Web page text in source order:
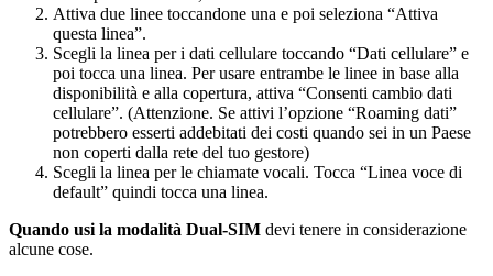
Attiva due linee toccandone una e poi seleziona “Attiva
questa linea”.
Scegli la linea per i dati cellulare toccando “Dati cellulare” e
poi tocca una linea. Per usare entrambe le linee in base alla
disponibilità e alla copertura, attiva “Consenti cambio dati
cellulare”. (Attenzione. Se attivi l’opzione “Roaming dati”
potrebbero esserti addebitati dei costi quando sei in un Paese
non coperti dalla rete del tuo gestore)
Scegli la linea per le chiamate vocali. Tocca “Linea voce di
default” quindi tocca una linea.
Quando usi la modalità Dual-SIM devi tenere in considerazione
alcune cose.